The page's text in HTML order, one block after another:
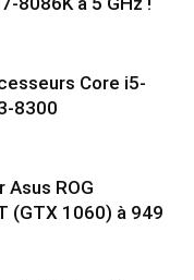
Core i5-
8300
Asus ROG
(GTX 1060) à 949